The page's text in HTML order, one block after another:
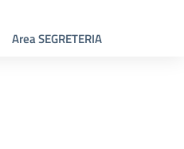
Area SEGRETERIA